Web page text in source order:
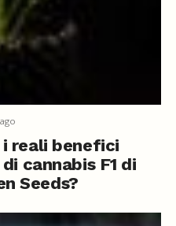
i reali benefici
cannabis F1 di
Seeds?